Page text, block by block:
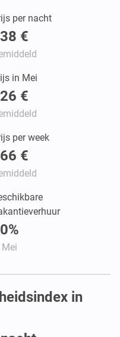
per nacht
€
in Mei
€
per week
€
Mei
in